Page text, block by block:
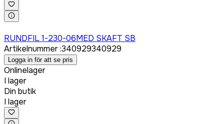
RUNDFIL 1-230-06MED SKAFT SB
Artikelnummer:340929340929
Logga in för att se pris
Onlinelager
I lager
Din butik
I lager